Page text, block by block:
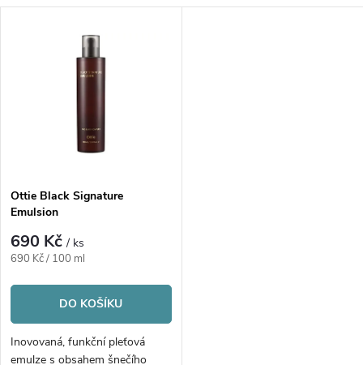
p
r
o
d
s
p
r
o
d
Ottie Black Signature
Emulsion
690 Kč/ ks
Měrná
690 Kč / 100 ml
DO KOŠÍKU
Inovovaná, funkční pleťová
emulze s obsahem šnečího